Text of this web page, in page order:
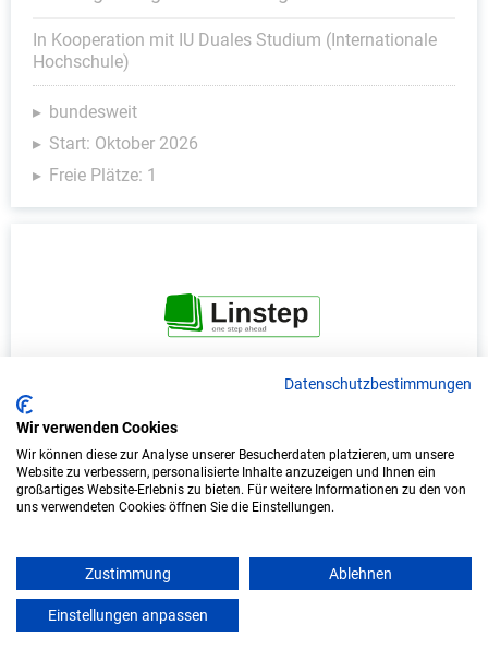
In Kooperation mit IU Duales Studium (Internationale
Hochschule)
bundesweit
Start: Oktober 2026
Freie Plätze: 1
Duales Studium Informatik (B.Sc.) am
virtuellen Campus - LINSTEP Software GmbH
LINSTEP Software GmbH
(Internationale Hochschule)
bundesweit
Start: Oktober 2026
Datenschutzbestimmungen
Wir verwenden Cookies
Wir können diese zur Analyse unserer Besucherdaten platzieren, um unsere
Website zu verbessern, personalisierte Inhalte anzuzeigen und Ihnen ein
großartiges Website-Erlebnis zu bieten. Für weitere Informationen zu den von
uns verwendeten Cookies öffnen Sie die Einstellungen.
Zustimmung Ablehnen
Einstellungen anpassen